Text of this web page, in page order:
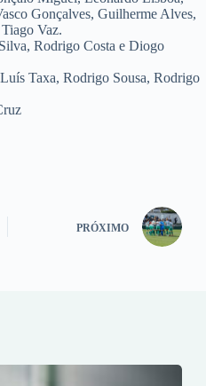
Gonçalves, Guilherme Alves,
Vaz.
Rodrigo Costa e Diogo
Taxa, Rodrigo Sousa, Rodrigo
PRÓXIMO